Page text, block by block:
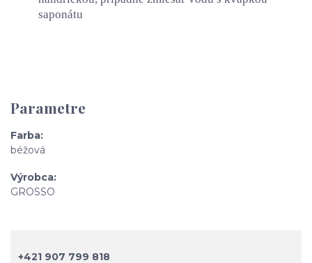
saponátu
Parametre
Farba
béžová
Výrobca
GROSSO
+421 907 799 818